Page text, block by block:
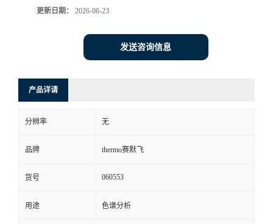
更新日期： 2026-06-23
发送咨询信息
产品详请
分辨率 无
品牌 thermo赛默飞
货号 060553
用途 色谱分析